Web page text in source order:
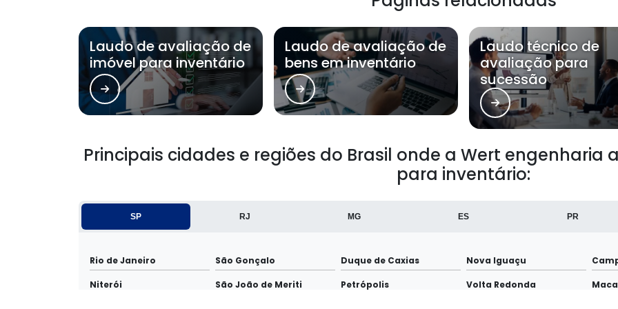
Laudo de avaliação de
imóvel para inventário
Laudo de avaliação de
bens em inventário
Laudo técnico de
avaliação para
sucessão
Principais cidades e regiões do Brasil onde a Wert
para inventário:
SP RJ MG ES PR
Rio de Janeiro São Gonçalo Duque de Caxias Nova Iguaçu
Niterói São João de Meriti Petrópolis Volta Redonda